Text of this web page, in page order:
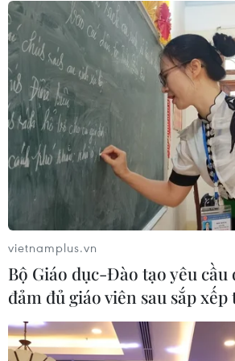
Thành phố Hồ Chí Minh gấp rút
hồi 22.000m2 đất, gỡ vướng hai
án cửa ngõ phía Đông
10/08/2026 10:40
Tuyển sinh Đại học năm 2026: Vì
điểm ngành công nghệ chạm
10/08/2026 10:35
vietnamplus.vn
Bộ Giáo dục-Đào tạo yêu cầu
đảm đủ giáo viên sau sắp